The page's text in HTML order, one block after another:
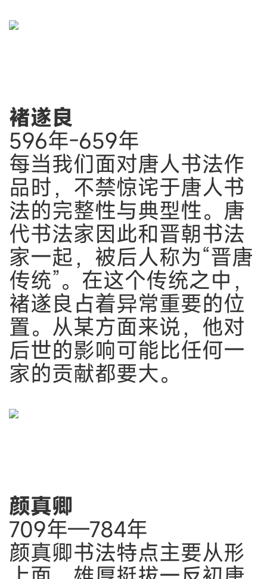
褚遂良
596年-659年
每当我们面对唐人书法作
品时，不禁惊诧于唐人书
法的完整性与典型性。唐
代书法家因此和晋朝书法
家一起，被后人称为“晋唐
传统”。在这个传统之中，
褚遂良占着异常重要的位
置。从某方面来说，他对
后世的影响可能比任何一
家的贡献都要大。
颜真卿
709年—784年
颜真卿书法特点主要从形